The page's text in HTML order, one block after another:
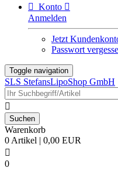
 Konto 
Anmelden
Jetzt
Passwort
Toggle navigation
SLS StefansLipoShop GmbH

Warenkorb
0 Artikel | 0,00 EUR

0